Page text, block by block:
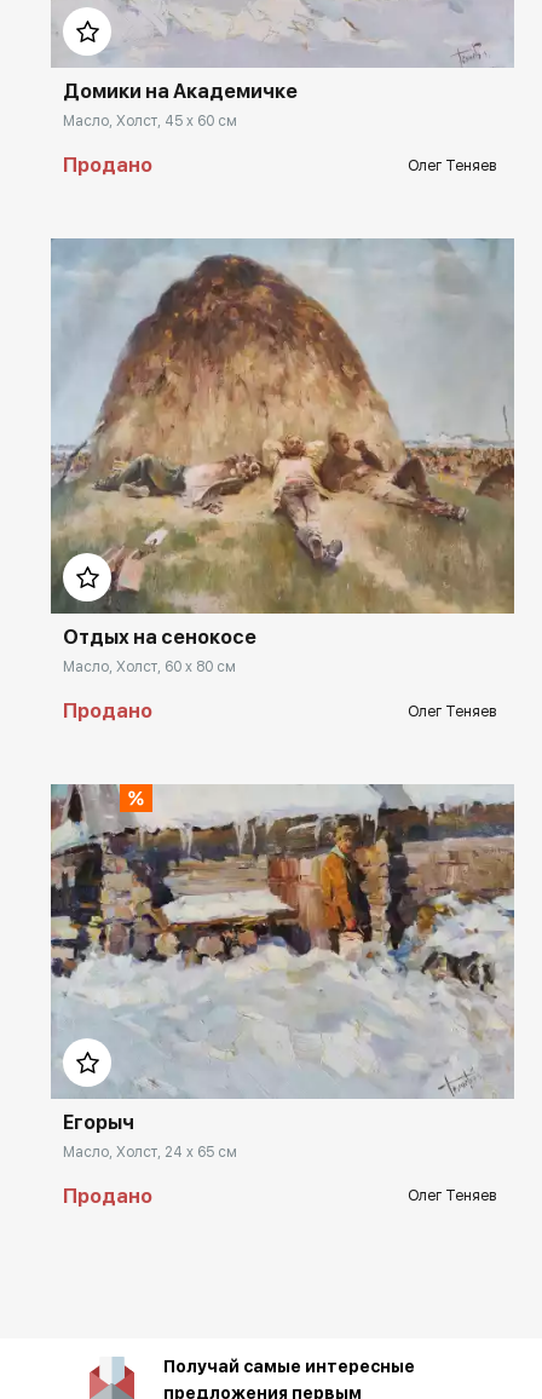
Домики на Академичке
Масло, Холст, 45 x 60 см
Продано Олег Теняев
Домен: rakovgallery.ru
Отдых на сенокосе
Масло, Холст, 60 x 80 см
Продано Олег Теняев
Домен: rakovgallery.ru
Егорыч
Масло, Холст, 24 x 65 см
Продано Олег Теняев
Получай самые интересные
предложения первым